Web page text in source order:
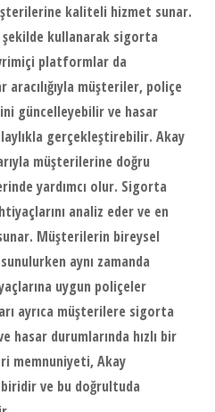
kaliteli hizmet sunar.
kullanarak sigorta
platformlar da
müşteriler, poliçe
güncelleyebilir ve hasar
gerçekleştirebilir. Akay
müşterilerine doğru
yardımcı olur. Sigorta
analiz eder ve en
Müşterilerin bireysel
aynı zamanda
uygun poliçeler
ayrıca müşterilere sigorta
hasar durumlarında hızlı bir
memnuniyeti, Akay
ve bu doğrultuda